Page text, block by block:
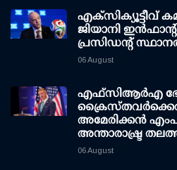
എക്സിക്യൂട്ടീവ്
ജിയാനി
പ്രസിഡന്റ്
06 August
എഫ്‌സി‌ആര്‍‌എ
അമേരിക്കൻ
അന്താരാഷ്ട്ര
06 August